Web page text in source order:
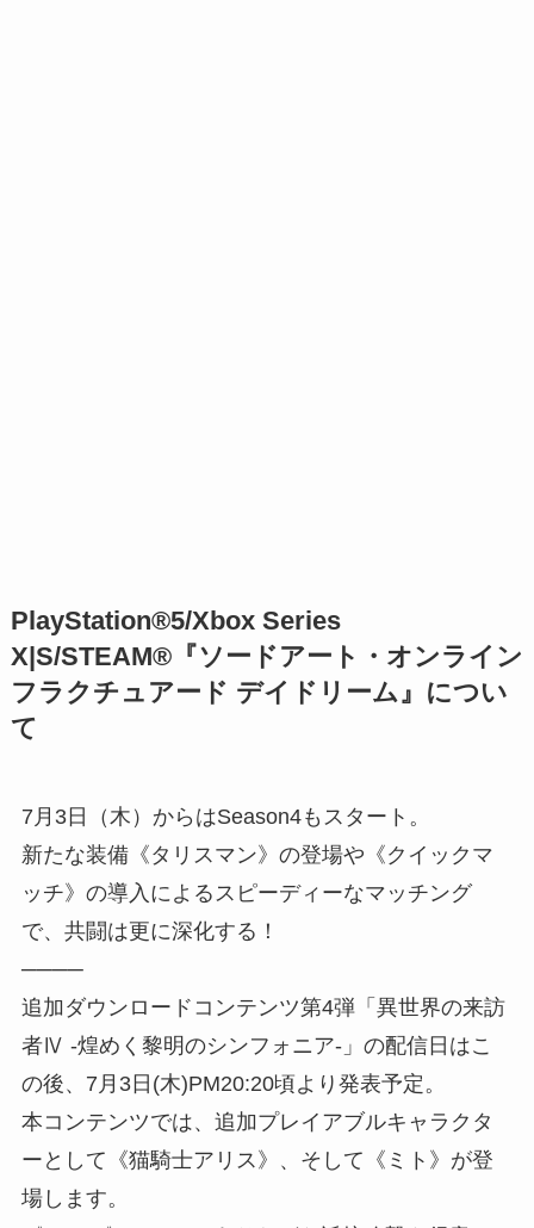
PlayStation®5/Xbox Series
X|S/STEAM®『ソードアート・オンライン
フラクチュアード デイドリーム』につい
て
7月3日（木）からはSeason4もスタート。
新たな装備《タリスマン》の登場や《クイックマ
ッチ》の導入によるスピーディーなマッチング
で、共闘は更に深化する！
────
追加ダウンロードコンテンツ第4弾「異世界の来訪
者Ⅳ -煌めく黎明のシンフォニア-」の配信日はこ
の後、7月3日(木)PM20:20頃より発表予定。
本コンテンツでは、追加プレイアブルキャラクタ
ーとして《猫騎士アリス》、そして《ミト》が登
場します。